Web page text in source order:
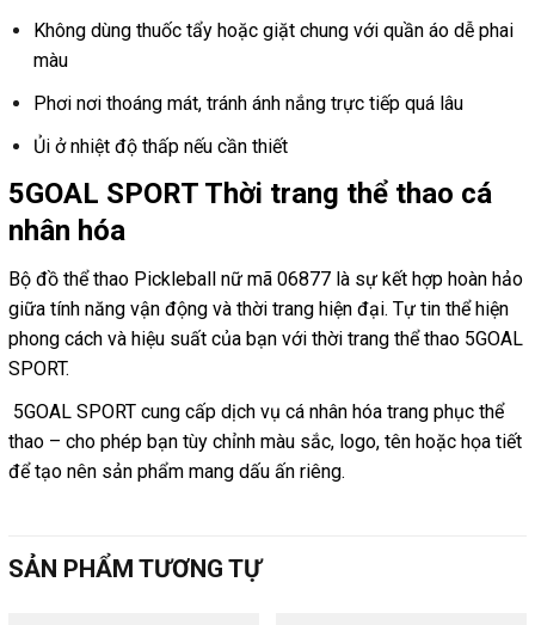
Không dùng thuốc tẩy hoặc giặt chung với quần áo dễ phai
màu
Phơi nơi thoáng mát, tránh ánh nắng trực tiếp quá lâu
Ủi ở nhiệt độ thấp nếu cần thiết
5GOAL SPORT Thời trang thể thao cá
nhân hóa
Bộ đồ thể thao Pickleball nữ mã 06877 là sự kết hợp hoàn hảo
giữa tính năng vận động và thời trang hiện đại. Tự tin thể hiện
phong cách và hiệu suất của bạn với thời trang thể thao 5GOAL
SPORT.
5GOAL SPORT cung cấp dịch vụ cá nhân hóa trang phục thể
thao – cho phép bạn tùy chỉnh màu sắc, logo, tên hoặc họa tiết
để tạo nên sản phẩm mang dấu ấn riêng.
SẢN PHẨM TƯƠNG TỰ